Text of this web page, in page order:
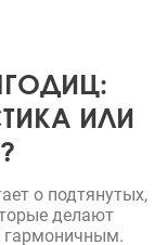
ИЛИ
о подтянутых,
делают
гармоничным.